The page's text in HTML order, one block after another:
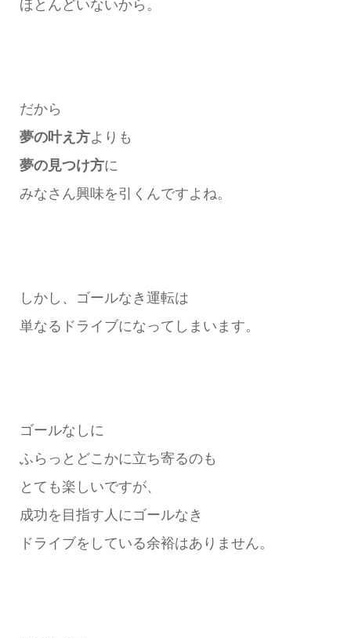
ほとんどいないから。
だから
夢の叶え方よりも
夢の見つけ方に
みなさん興味を引くんですよね。
しかし、ゴールなき運転は
単なるドライブになってしまいます。
ゴールなしに
ふらっとどこかに立ち寄るのも
とても楽しいですが、
成功を目指す人にゴールなき
ドライブをしている余裕はありません。